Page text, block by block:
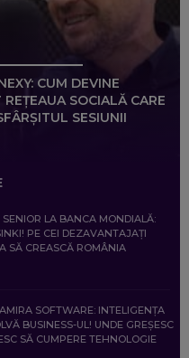
CUM DEVINE
SOCIALĂ CARE
SESIUNII
LA BANCA MONDIALĂ:
PE CEI DEZAVANTAJAȚI
SĂ CREASCĂ ROMÂNIA
SOFTWARE: INTELIGENȚA
BUSINESS-UL! UNDE GREȘESC
SĂ CUMPERE TEHNOLOGIE